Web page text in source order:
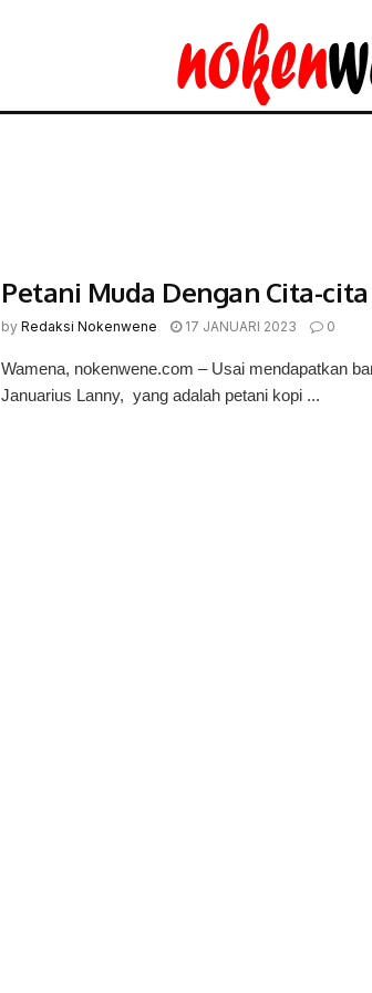
Petani Muda Dengan Cita-
by Redaksi Nokenwene 17 JANUARI 2023 0
Wamena, nokenwene.com – Usai mendapatkan
Januarius Lanny, yang adalah petani kopi ...